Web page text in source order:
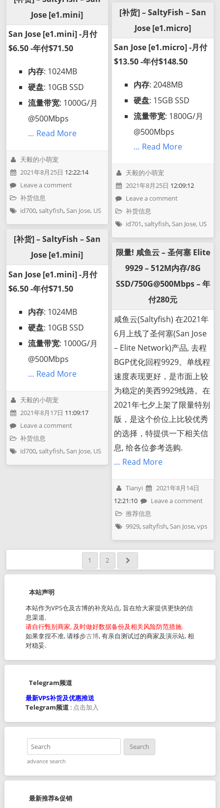
Jose [e1.mini]
San Jose [e1.mini] -月付
$6.50 -年付$71.50
内存: 1024MB
硬盘: 10GB SSD
流量带宽: 1000G/月
@500Mbps
… Read More
天毅的小萌宠
2021年8月25日 12:22:14
Leave a comment
补货信息
id700,saltyfish,San Jose, US
[补货] – SaltyFish – San
Jose [e1.mini]
San Jose [e1.mini] -月付
$6.50 -年付$71.50
内存: 1024MB
硬盘: 10GB SSD
流量带宽: 1000G/月
@500Mbps
… Read More
天毅的小萌宠
2021年8月17日 11:09:17
Leave a comment
补货信息
id700,saltyfish,San Jose, US
[补货] – SaltyFish – San
Jose [e1.micro]
San Jose [e1.micro] -月付
$13.50 -年付$148.50
内存: 2048MB
硬盘: 15GB SSD
流量带宽: 1800G/月
@500Mbps
… Read More
天毅的小萌宠
2021年8月25日 12:09:12
Leave a comment
补货信息
id701,saltyfish,San Jose, US
限量! 咸鱼云 – 圣何塞 Elite
9929 – 512M内存/8G
SSD/750G@500Mbps – 年
付280元
咸鱼云(Saltyfish) 在2021年
6月上线了圣何塞(San Jose
– Elite Network)产品, 去程
BGP优化回程9929。单线程
速度表现更好，是市面上较
为稳定的美西9929线路。在
2021年七夕上架了限量特别
版，是这个价位上比较优秀
的选择，特提供一下相关信
息, 给各位参考选购.
… Read More
Tianyi
2021年8月14日
12:21:10
Leave a comment
推荐信息
9929,saltyfish,San Jose,vps
1 2
本站声明
本站作为VPS仓及古博的补充站点, 旨在给大家提供更快的信
息渠道.
请自行甄别商家, 及时做好数据备份及相关风险防范措施.
如果拿捏不准, 请移步古博, 有亲自测试过的商家及演示站, 相
对稳妥.
Telegram频道
最新VPS补货及优惠推送
Telegram频道: 点击加入
advance search
最新推荐&促销